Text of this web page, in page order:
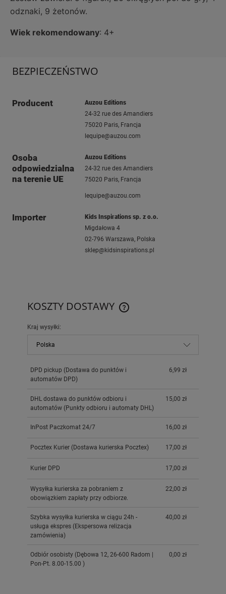
odznaki, 9 żetonów.
Wiek rekomendowany: 4+
BEZPIECZEŃSTWO
Producent
Auzou Editions
24-32 rue des Amandiers
75020 Paris, Francja
lequipe@auzou.com
Osoba
odpowiedzialna
na terenie UE
Auzou Editions
24-32 rue des Amandiers
75020 Paris, Francja
lequipe@auzou.com
Importer
Kids Inspirations sp. z o.o.
Migdałowa 4
02-796 Warszawa, Polska
sklep@kidsinspirations.pl
KOSZTY DOSTAWY
Kraj wysyłki:
DPD pickup (Dostawa do punktów i
automatów DPD)
6,99 zł
DHL dostawa do punktów odbioru i
automatów (Punkty odbioru i automaty DHL)
15,00 zł
InPost Paczkomat 24/7 16,00 zł
Pocztex Kurier (Dostawa kurierska Pocztex) 17,00 zł
Kurier DPD 17,00 zł
Wysyłka kurierska za pobraniem z
obowiązkiem zapłaty przy odbiorze.
22,00 zł
Szybka wysyłka kurierska w ciągu 24h -
usługa ekspres (Ekspersowa relizacja
zamówienia)
40,00 zł
Odbiór osobisty (Dębowa 12, 26-600 Radom |
Pon-Pt. 8.00-15.00 )
0,00 zł